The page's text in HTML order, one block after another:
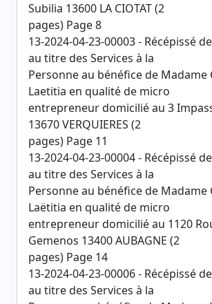
Subilia 13600 LA CIOTAT (2
pages) Page 8
13-2024-04-23-00003 - Récépissé
au titre des Services à la
Personne au bénéfice de Madame
Laetitia en qualité de micro
entrepreneur domicilié au 3
13670 VERQUIERES (2
pages) Page 11
13-2024-04-23-00004 - Récépissé
au titre des Services à la
Personne au bénéfice de Madame
Laëtitia en qualité de micro
entrepreneur domicilié au 1120
Gemenos 13400 AUBAGNE (2
pages) Page 14
13-2024-04-23-00006 - Récépissé
au titre des Services à la